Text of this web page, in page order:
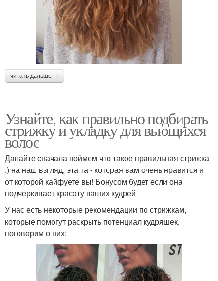
читать дальше →
Узнайте, как правильно подбирать
стрижку и укладку для вьющихся
волос
Давайте сначала поймем что такое правильная стрижка
:) на наш взгляд, эта та - которая вам очень нравится и
от которой кайфуете вы! Бонусом будет если она
подчеркивает красоту ваших кудрей
У нас есть некоторые рекомендации по стрижкам,
которые помогут раскрыть потенциал кудряшек,
поговорим о них: